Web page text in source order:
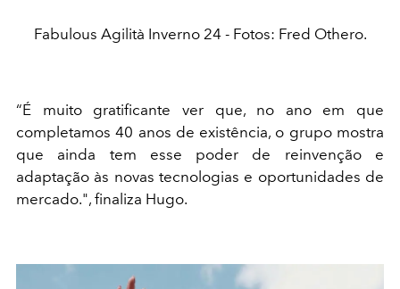
Fabulous Agilità Inverno 24 - Fotos: Fred Othero.
“É muito gratificante ver que, no ano em que
completamos 40 anos de existência, o grupo mostra
que ainda tem esse poder de reinvenção e
adaptação às novas tecnologias e oportunidades de
mercado.", finaliza Hugo.